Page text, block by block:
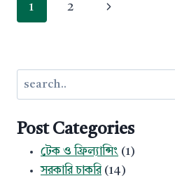
Page
1 2 Next
Search
Post Categories
টেক ও ফ্রিল্যান্সিং (1)
সরকারি চাকরি(14)